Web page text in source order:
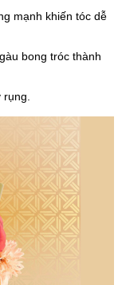
mạnh khiến tóc dễ
bong tróc thành